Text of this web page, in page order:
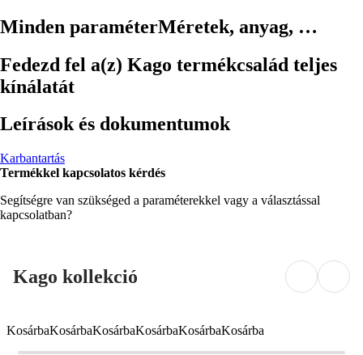
Minden paraméterMéretek, anyag, …
Fedezd fel a(z) Kago termékcsalád teljes
kínálatát
Leírások és dokumentumok
Karbantartás
Termékkel kapcsolatos kérdés
Segítségre van szükséged a paraméterekkel vagy a választással
kapcsolatban?
Kago kollekció
KosárbaKosárbaKosárbaKosárbaKosárbaKosárba